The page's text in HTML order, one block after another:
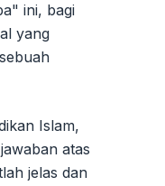
ini, bagi
yang
Islam,
atas
jelas dan